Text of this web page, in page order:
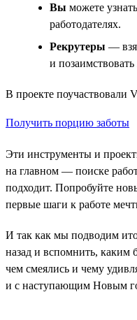
Вы можете
работодателях.
Рекрутеры —
и
В проекте
Получить порцию заботы
Эти инструменты и
на главном — поиске
подходит. Попробуйте
первые шаги к работе
И так как мы подводим
назад и вспомнить,
чем смеялись и чему
и с наступающим Новым